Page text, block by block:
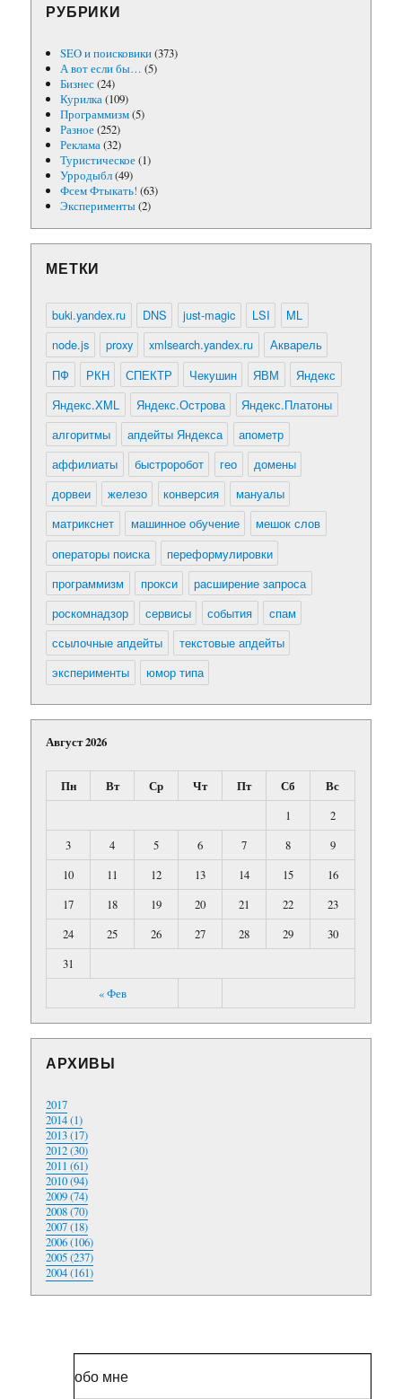
РУБРИКИ
SEO и поисковики(373)
А вот если бы… (5)
Бизнес(24)
Курилка(109)
Программизм(5)
Разное(252)
Реклама(32)
Туристическое(1)
Урродыбл(49)
Фсем Фтыкать! (63)
Эксперименты(2)
МЕТКИ
buki.yandex.ru DNS just-magic LSI
ML
node.js
proxy xmlsearch.yandex.ru
Акварель
ПФ
РКН СПЕКТР Чекушин ЯВМ
Яндекс
Яндекс.XML
Яндекс.Острова
Яндекс.Платоны
алгоритмы
апдейты Яндекса
апометр
аффилиаты
быстроробот гео
домены
дорвеи
железо конверсия
мануалы
матрикснет
машинное обучение
мешок слов
операторы поиска
переформулировки
программизм
прокси
расширение запроса
роскомнадзор
сервисы события
спам
ссылочные апдейты
текстовые апдейты
эксперименты
юмор типа
Август 2026
Пн Вт Ср Чт Пт Сб Вс
« Фев
1
2
3
4 5 6 7 8
9
10
11 12 13 14 15
16
17
18 19 20 21 22
23
24
25 26 27 28 29
30
31
АРХИВЫ
2017
2014 (1)
2013 (17)
2012 (30)
2011 (61)
2010 (94)
2009 (74)
2008 (70)
2007 (18)
2006 (106)
2005 (237)
2004 (161)
обо мне